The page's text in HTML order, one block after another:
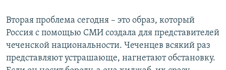
Вторая проблема сегодня – это образ, который
Россия с помощью СМИ создала для представителей
чеченской национальности. Чеченцев всякий раз
представляют устрашающе, нагнетают обстановку.